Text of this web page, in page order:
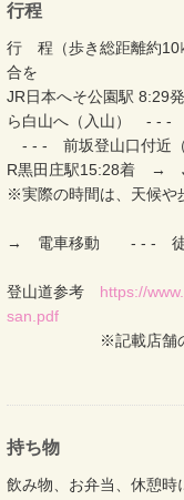
行程
行 程（歩き総距離約10
合を
JR日本へそ公園駅
ら白山へ（入山） - - -
- - - 前坂登山口付
R黒田庄駅15:28着 →
※実際の時間は、天候や
→ 電車移動 - - - 徒
登山道参考 https://
san.pdf
※記載店舗の官兵
持ち物
飲み物、お弁当、休憩時